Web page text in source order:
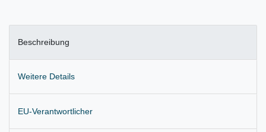
Beschreibung
Weitere Details
EU-Verantwortlicher